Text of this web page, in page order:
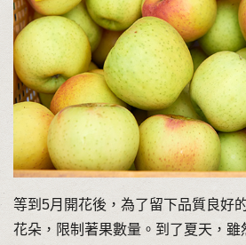
等到5月開花後，為了留下品質良好
花朵，限制著果數量。到了夏天，